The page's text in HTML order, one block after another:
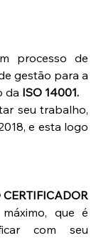
processo de
gestão para a
da ISO 14001.
seu trabalho,
e esta logo
que é
com seu